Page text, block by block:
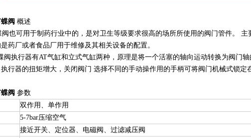
阀 概述
也可用于制药行业中的，是对卫生等级要求很高的场所所使用的阀门管件。
药厂或者食品厂用于维修及其相关设备的配置。
执行器有AT气缸和立式气缸两种，原理是将一个活塞的轴向运动转换为阀门轴
行器的扭矩增大，关闭阀门 选择不同的手动操作用的手柄可将阀门机械式锁
阀 参数
双作用、单作用
5-7bar压缩空气
接近开关、定位器、电磁阀、过滤减压阀